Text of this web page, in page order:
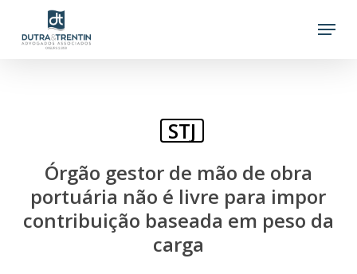
Menu
STJ
Órgão gestor de mão de obra
portuária não é livre para impor
contribuição baseada em peso da
carga